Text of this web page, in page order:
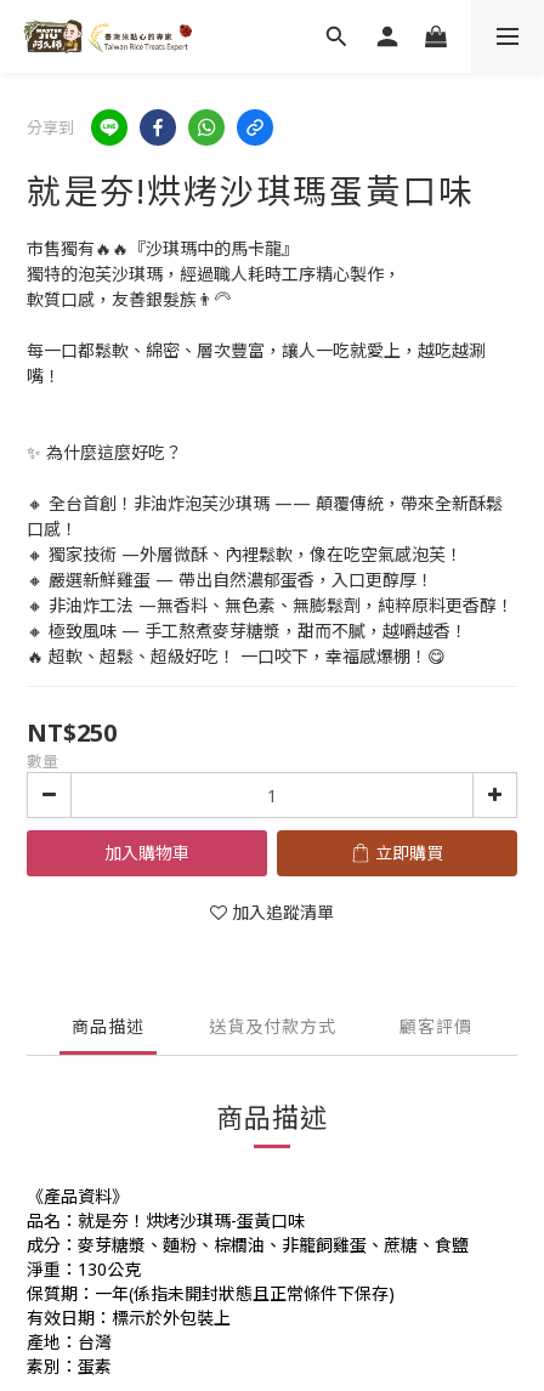
分享到
就是夯!烘烤沙琪瑪蛋黃口味
市售獨有🔥🔥『沙琪瑪中的馬卡龍』
獨特的泡芙沙琪瑪，經過職人耗時工序精心製作，
軟質口感，友善銀髮族👨‍🦳
每一口都鬆軟、綿密、層次豐富，讓人一吃就愛上，越吃越涮
嘴！
✨ 為什麼這麼好吃？
🔸 全台首創！非油炸泡芙沙琪瑪 —— 顛覆傳統，帶來全新酥鬆
口感！
🔸 獨家技術 —外層微酥、內裡鬆軟，像在吃空氣感泡芙！
🔸 嚴選新鮮雞蛋 — 帶出自然濃郁蛋香，入口更醇厚！
🔸 非油炸工法 —無香料、無色素、無膨鬆劑，純粹原料更香醇！
🔸 極致風味 — 手工熬煮麥芽糖漿，甜而不膩，越嚼越香！
🔥 超軟、超鬆、超級好吃！ 一口咬下，幸福感爆棚！😋
NT$250
數量
加入購物車 立即購買
加入追蹤清單
商品描述 送貨及付款方式 顧客評價
商品描述
《產品資料》
品名：就是夯！烘烤沙琪瑪-蛋黃口味
成分：麥芽糖漿、麵粉、棕櫚油、非籠飼雞蛋、蔗糖、食鹽
淨重：130公克
保質期：一年(係指未開封狀態且正常條件下保存)
有效日期：標示於外包裝上
產地：台灣
素別 ：蛋素